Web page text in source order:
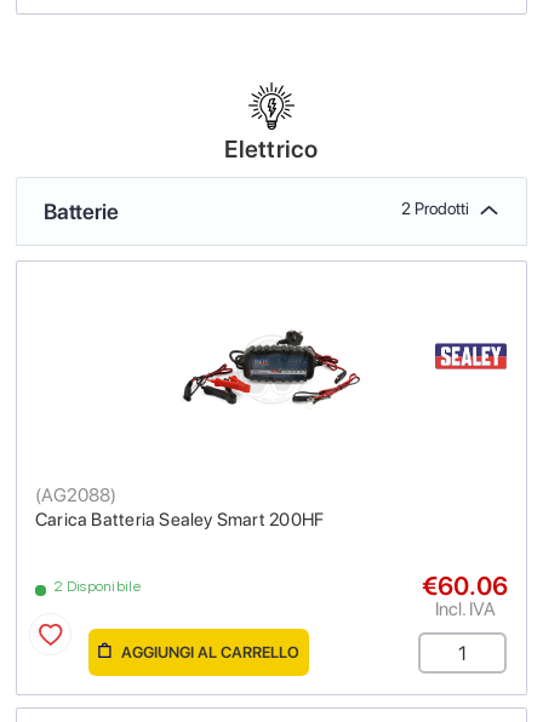
Elettrico
Batterie 2 Prodotti
Carica Batteria Sealey Smart 200HF
(AG2088)
2 Disponibile €60.06
Incl. IVA
AGGIUNGI AL CARRELLO